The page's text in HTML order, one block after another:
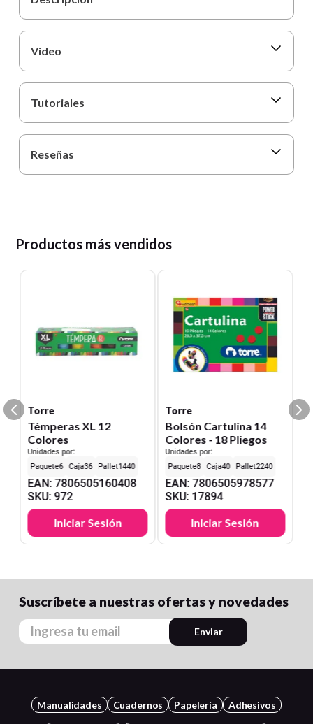
Video
Tutoriales
Reseñas
Productos más vendidos
Torre
Témperas XL 12
Colores
Unidades por:
6
36 1440
EAN:7806505160408
SKU:972
Iniciar Sesión
Torre
Bolsón Cartulina 14
Colores - 18 Pliegos
Unidades por:
8
40 2240
EAN:7806505978577
SKU: 17894
Iniciar Sesión
Suscríbete a nuestras ofertas y novedades
Enviar
Manualidades Cuadernos Papelería Adhesivos